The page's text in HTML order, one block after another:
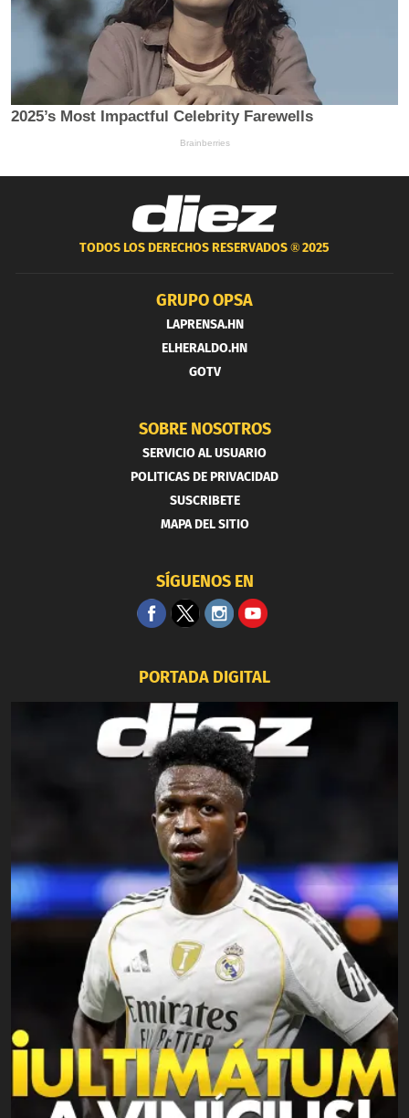
TODOS LOS DERECHOS RESERVADOS ®2025
GRUPO OPSA
LAPRENSA.HN
ELHERALDO.HN
GOTV
SOBRE NOSOTROS
SERVICIO AL USUARIO
POLITICAS DE PRIVACIDAD
SUSCRIBETE
MAPA DEL SITIO
SÍGUENOS EN
PORTADA DIGITAL